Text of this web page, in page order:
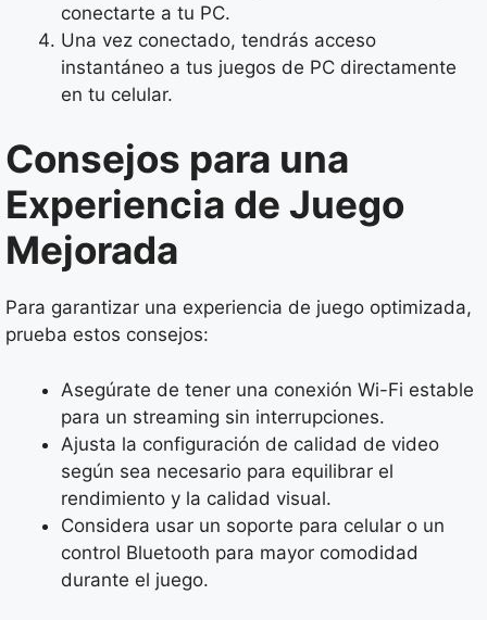
conectarte a tu PC.
Una vez conectado, tendrás acceso
instantáneo a tus juegos de PC directamente
en tu celular.
Consejos para una
Experiencia de Juego
Mejorada
Para garantizar una experiencia de juego optimizada,
prueba estos consejos:
Asegúrate de tener una conexión Wi-Fi estable
para un streaming sin interrupciones.
Ajusta la configuración de calidad de video
según sea necesario para equilibrar el
rendimiento y la calidad visual.
Considera usar un soporte para celular o un
control Bluetooth para mayor comodidad
durante el juego.